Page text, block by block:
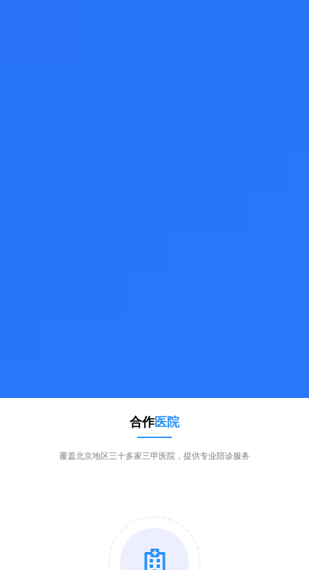
合作医院
覆盖北京地区三十多家三甲医院，提供专业陪诊服务